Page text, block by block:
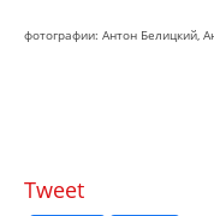
фотографии: Антон Белицкий,
Tweet